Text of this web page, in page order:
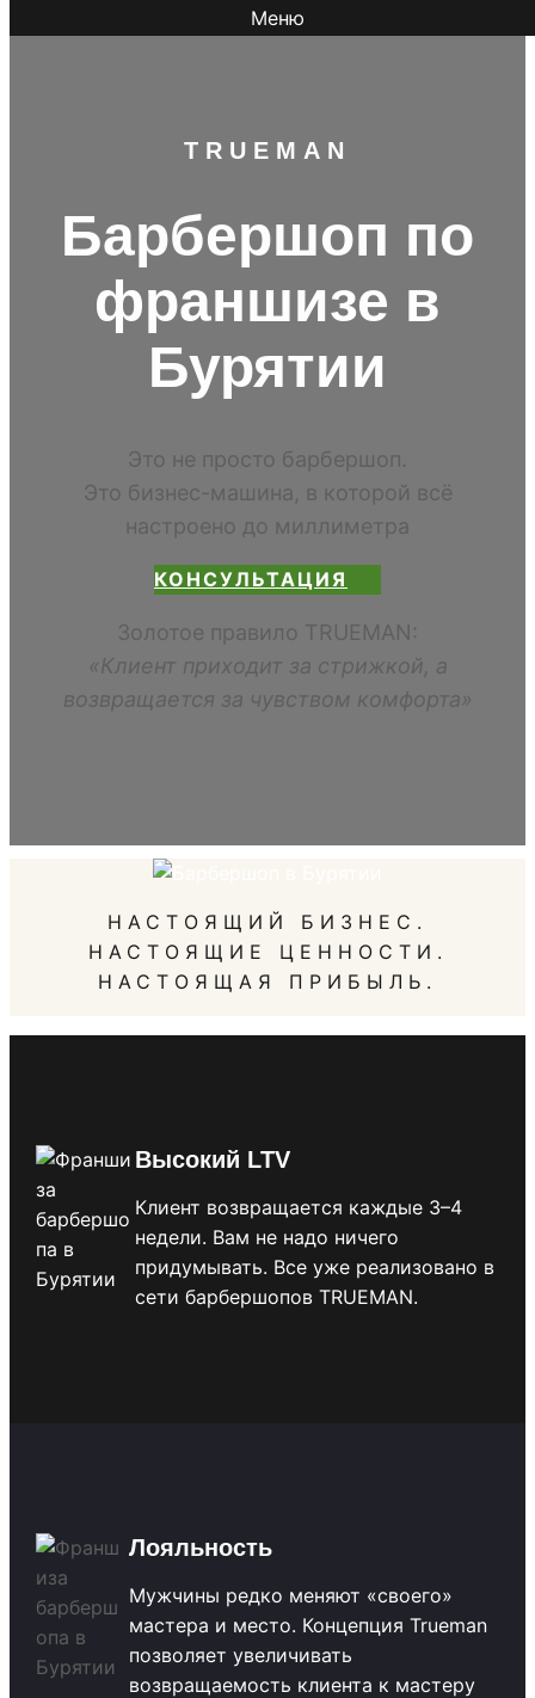
Меню
TR UEMAN
Барбершоп по
франшизе в
Бурятии
Это не просто барбершоп.
Это бизнес-машина, в которой всё
настроено до миллиметра
КОНСУЛЬТАЦИЯ
Золотое правило TRUEMAN:
«Клиент приходит за стрижкой, а
возвращается за чувством комфорта»
НАСТОЯЩИЙ БИЗНЕС.
НАСТОЯЩИЕ ЦЕННОСТИ.
НАСТОЯЩАЯ ПРИБЫЛЬ.
Высокий LTV
Клиент возвращается каждые 3–4
недели. Вам не надо ничего
придумывать. Все уже реализовано в
сети барбершопов TRUEMAN.
Лояльность
Мужчины редко меняют «своего»
мастера и место. Концепция Trueman
позволяет увеличивать
возвращаемость клиента к мастеру